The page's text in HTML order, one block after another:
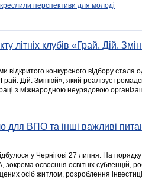
перспективи для молоді
літніх клубів «Грай. Дій.
відкритого конкурсного відбору стала
Дій. Змінюй», який реалізує
з міжнародною неурядовою
для ВПО та інші важливі
у Чернігові 27 липня. На
освоєння освітніх субвенцій,
осіб житлом, розроблення